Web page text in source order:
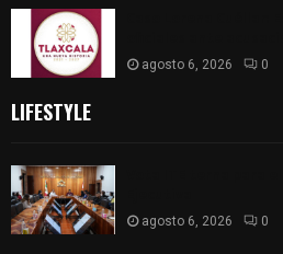
agosto 6, 2026 0
LIFESTYLE
agosto 6, 2026 0